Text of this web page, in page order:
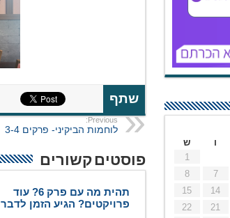
שתף
Previous:
לוחמות הביקיני- פרקים 3-4
פוסטים קשורים
תהית מה עם פרק 6? עוד
פרויקטים? הגיע הזמן לדבר
ו
ש
1
7
8
14
15
21
22